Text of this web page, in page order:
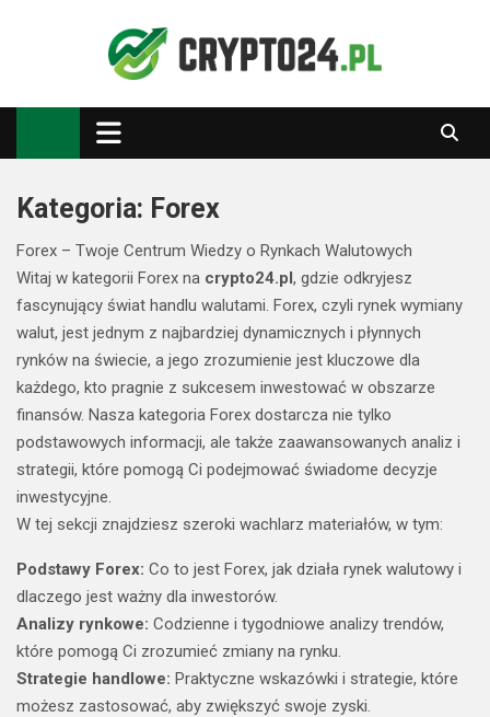
Crypto24.pl
Kategoria: Forex
Forex – Twoje Centrum Wiedzy o Rynkach Walutowych
Witaj w kategorii Forex na crypto24.pl, gdzie odkryjesz
fascynujący świat handlu walutami. Forex, czyli rynek wymiany
walut, jest jednym z najbardziej dynamicznych i płynnych
rynków na świecie, a jego zrozumienie jest kluczowe dla
każdego, kto pragnie z sukcesem inwestować w obszarze
finansów. Nasza kategoria Forex dostarcza nie tylko
podstawowych informacji, ale także zaawansowanych analiz i
strategii, które pomogą Ci podejmować świadome decyzje
inwestycyjne.
W tej sekcji znajdziesz szeroki wachlarz materiałów, w tym:
Podstawy Forex: Co to jest Forex, jak działa rynek walutowy i
dlaczego jest ważny dla inwestorów.
Analizy rynkowe: Codzienne i tygodniowe analizy trendów,
które pomogą Ci zrozumieć zmiany na rynku.
Strategie handlowe: Praktyczne wskazówki i strategie, które
możesz zastosować, aby zwiększyć swoje zyski.